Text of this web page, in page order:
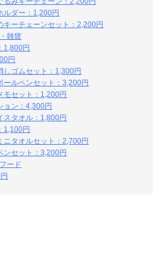
ダー：1,200円
ーチェーンセット：2,200円
雑貨
1,800円
円
ゴムセット：1,300円
ルペンセット：3,200円
セット：1,200円
ン：4,300円
タオル：1,800円
1,100円
タオルセット：2,700円
セット：3,200円
ード